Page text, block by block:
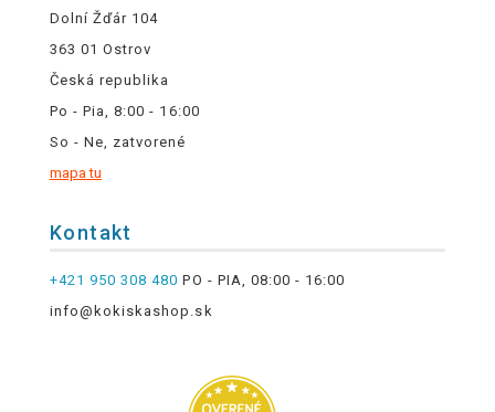
Dolní Žďár 104
363 01 Ostrov
Česká republika
Po - Pia, 8:00 - 16:00
So - Ne, zatvorené
mapa tu
Kontakt
+421 950 308 480 PO - PIA, 08:00 - 16:00
info@kokiskashop.sk